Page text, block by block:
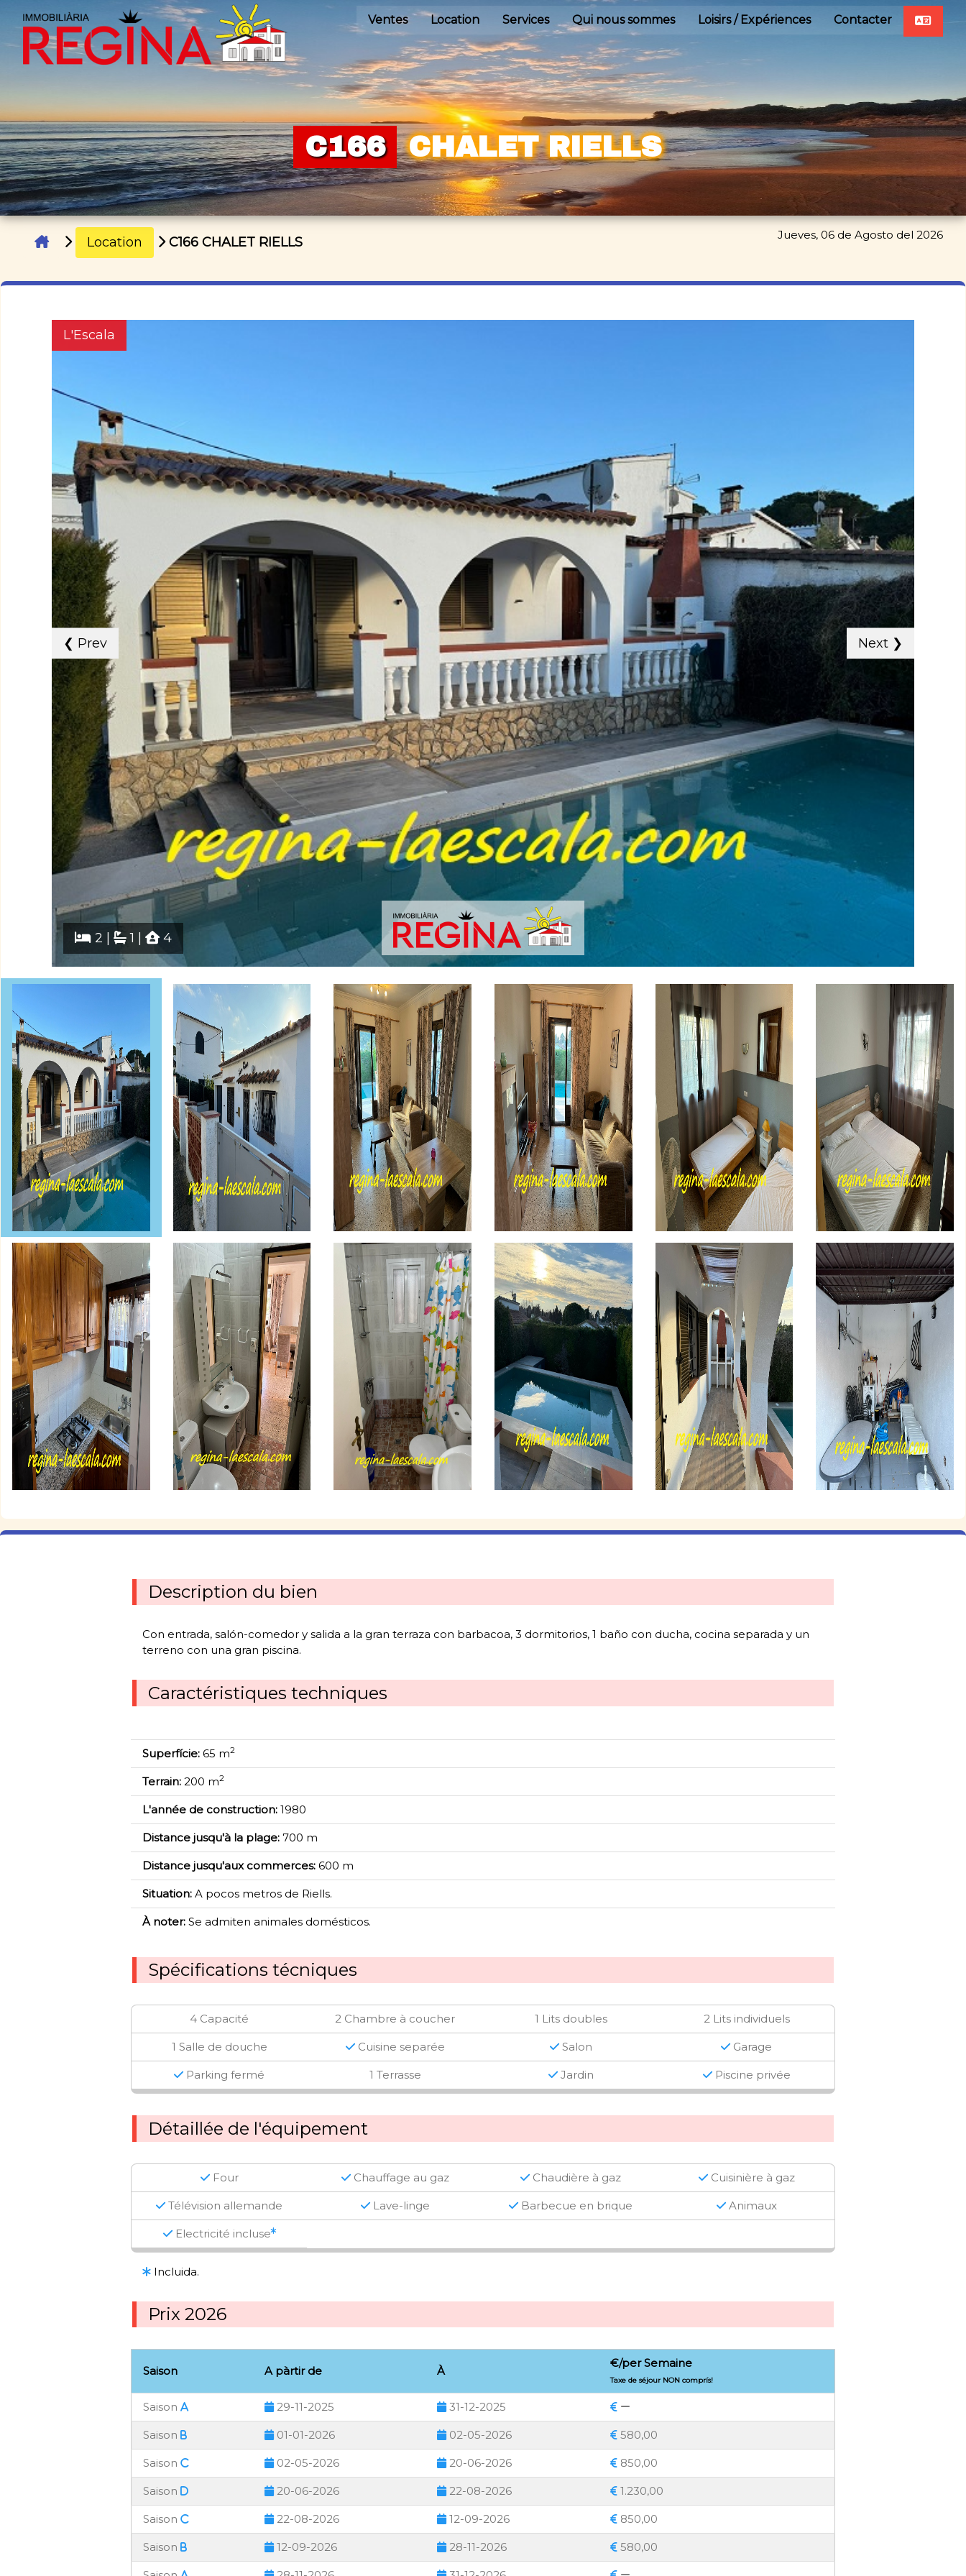
C166 CHALET RIELLS
Contacter
Loisirs / Expériences
Qui nous sommes
Services
Location
Ventes
Location C166 CHALET RIELLS Jueves, 06 de Agosto del 2026
❮ Prev Next ❯
L'Escala
2 | 1 | 4
Description du bien
Con entrada, salón-comedor y salida a la gran terraza con barbacoa, 3 dormitorios, 1 baño con ducha, cocina separada y un
terreno con una gran piscina.
Caractéristiques techniques
Superfície: 65 m2
Terrain: 200 m2
L'année de construction: 1980
Distance jusqu'à la plage: 700 m
Distance jusqu'aux commerces: 600 m
Situation: A pocos metros de Riells.
À noter: Se admiten animales domésticos.
Spécifications técniques
4 Capacité 2 Chambre à coucher 1 Lits doubles 2 Lits individuels
1 Salle de douche Cuisine separée Salon Garage
Parking fermé 1 Terrasse Jardin Piscine privée
Détaillée de l'équipement
Four Chauffage au gaz Chaudière à gaz Cuisinière à gaz
Télévision allemande Lave-linge Barbecue en brique Animaux
Electricité incluse
Incluida.
Prix 2026
Saison A pàrtir de À
€/per Semaine
Taxe de séjour NON comprís!
Saison 29-11-2025 31-12-2025
Saison 01-01-2026 02-05-2026 580,00
Saison 02-05-2026 20-06-2026 850,00
Saison 20-06-2026 22-08-2026 1.230,00
Saison 22-08-2026 12-09-2026 850,00
Saison 12-09-2026 28-11-2026 580,00